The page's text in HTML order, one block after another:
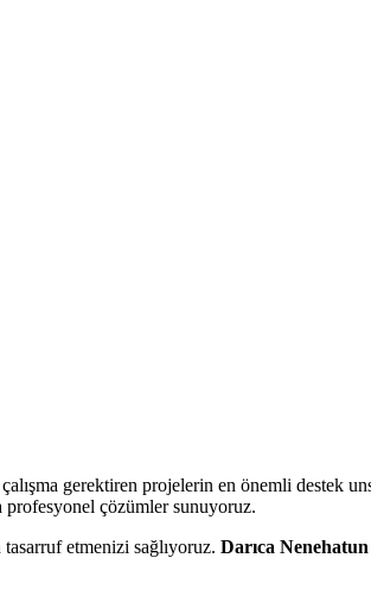
gerektiren projelerin en önemli destek
profesyonel çözümler sunuyoruz.
etmenizi sağlıyoruz. Darıca